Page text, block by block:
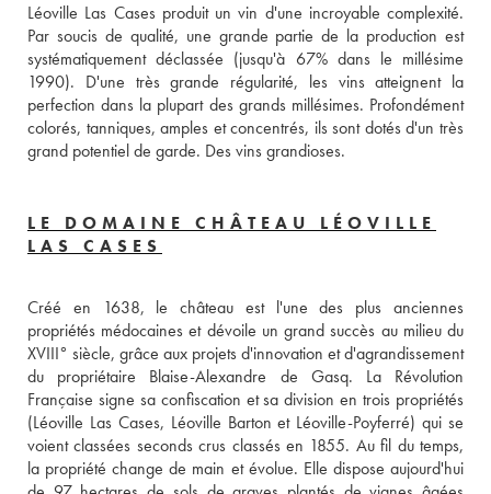
Léoville Las Cases produit un vin d'une incroyable complexité.
Par soucis de qualité, une grande partie de la production est
systématiquement déclassée (jusqu'à 67% dans le millésime
1990). D'une très grande régularité, les vins atteignent la
perfection dans la plupart des grands millésimes. Profondément
colorés, tanniques, amples et concentrés, ils sont dotés d'un très
grand potentiel de garde. Des vins grandioses.
LE DOMAINE CHÂTEAU LÉOVILLE
LAS CASES
Créé en 1638, le château est l'une des plus anciennes
propriétés médocaines et dévoile un grand succès au milieu du
XVIII° siècle, grâce aux projets d'innovation et d'agrandissement
du propriétaire Blaise-Alexandre de Gasq. La Révolution
Française signe sa confiscation et sa division en trois propriétés
(Léoville Las Cases, Léoville Barton et Léoville-Poyferré) qui se
voient classées seconds crus classés en 1855. Au fil du temps,
la propriété change de main et évolue. Elle dispose aujourd'hui